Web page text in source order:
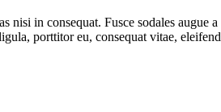
nisi in consequat. Fusce sodales
porttitor eu, consequat vitae,